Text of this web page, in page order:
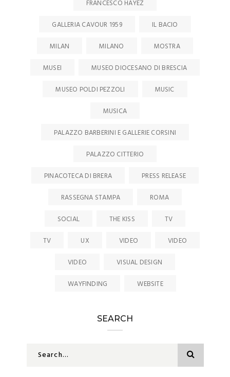
FRANCESCO HAYEZ
GALLERIA CAVOUR 1959
IL BACIO
MILAN
MILANO
MOSTRA
MUSEI
MUSEO DIOCESANO DI BRESCIA
MUSEO POLDI PEZZOLI
MUSIC
MUSICA
PALAZZO BARBERINI E GALLERIE CORSINI
PALAZZO CITTERIO
PINACOTECA DI BRERA
PRESS RELEASE
RASSEGNA STAMPA
ROMA
SOCIAL
THE KISS
TV
TV
UX VIDEO
VIDEO
VIDEO
VISUAL DESIGN
WAYFINDING
WEBSITE
SEARCH